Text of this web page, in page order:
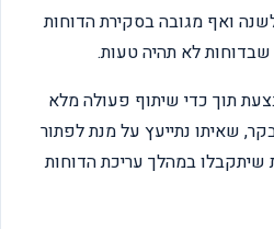
ואף מגובה בסקירת הדוחות
לא תהיה טעות.
תוך כדי שיתוף פעולה מלא
שאיתו נתייעץ על מנת לפתור
במהלך עריכת הדוחות